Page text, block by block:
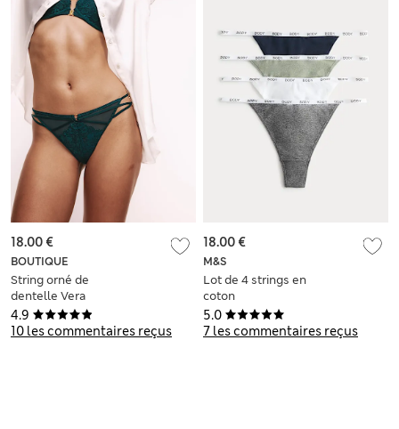
4.9
10 les commentaires reçus
BOUTIQUE
String orné de
dentelle Vera
18.00 €
5.0
7 les commentaires reçus
M&S
Lot de 4 strings en
coton
18.00 €